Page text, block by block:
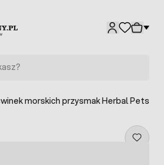
morskich przysmak Herbal Pets